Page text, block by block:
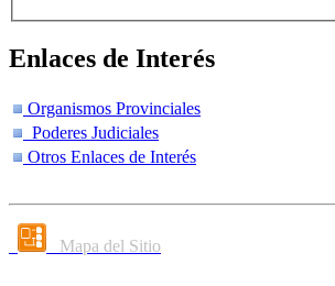
Enlaces de Interés
Organismos Provinciales
Poderes Judiciales
Otros Enlaces de Interés
Mapa del Sitio